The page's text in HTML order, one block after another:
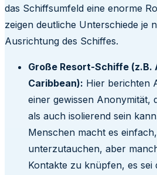
das Schiffsumfeld eine enorme
zeigen deutliche Unterschiede je
Ausrichtung des Schiffes.
Große Resort-Schiffe (z.B.
Caribbean): Hier berichten
einer gewissen Anonymität,
als auch isolierend sein
Menschen macht es
unterzutauchen, aber
Kontakte zu knüpfen, es sei